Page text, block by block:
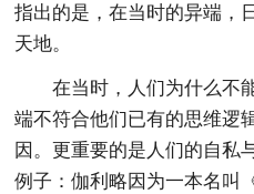
指出的是，在当时的异端，
天地。
在当时，人们为什么不
端不符合他们已有的思维逻
因。更重要的是人们的自私
例子：伽利略因为一本名叫